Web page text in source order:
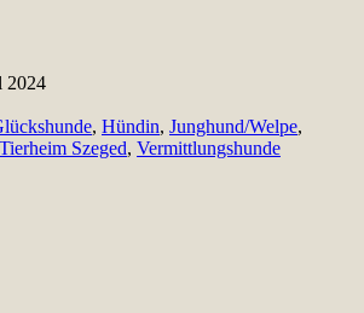
2024
, Hündin, Junghund/Welpe,
Tierheim Szeged, Vermittlungshunde